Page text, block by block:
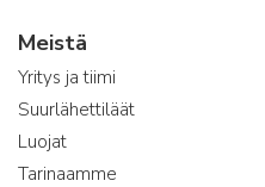
Meistä
Yritys ja tiimi
Suurlähettiläät
Luojat
Tarinaamme